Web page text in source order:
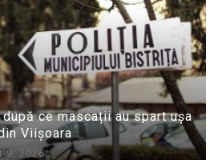
după ce mascații au spart ușa
Viișoara
9, 2026